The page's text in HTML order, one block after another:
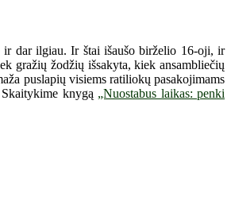
ir dar ilgiau. Ir štai išaušo birželio 16-oji, ir
gražių žodžių išsakyta, kiek ansambliečių
puslapių visiems ratiliokų pasakojimams
knygą „Nuostabus laikas: penki